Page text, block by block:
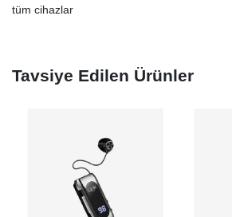
tüm cihazlar
Tavsiye Edilen Ürünler